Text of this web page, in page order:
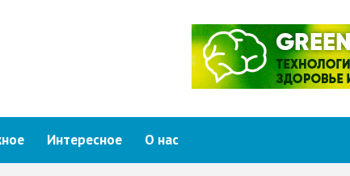
Интересное О нас